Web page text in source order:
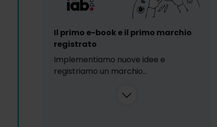
Il primo e-book e il primo marchio
registrato
Implementiamo nuove idee e
registriamo un marchio...